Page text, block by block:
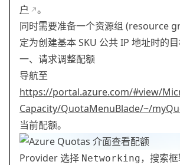
户
。
同时需要准备一个资源组 (resource
定为创建基本 SKU 公共 IP 地址时的目
一、请求调整配额
导航至
https://portal.azure.com/#view/
Capacity/QuotaMenuBlade/~/
当前配额。
Provider 选择 Networking，搜索